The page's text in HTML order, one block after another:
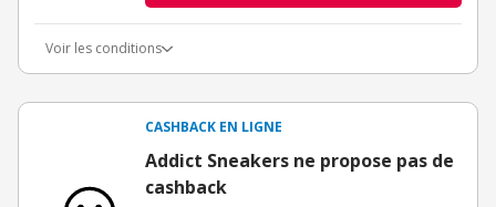
Voir les conditions
3€ de bienvenue crédités immédiatement + 1€ supplémentaire
Offre réservée à une toute première inscription chez eBuyClub.
CASHBACK EN LIGNE
Addict Sneakers ne propose pas de
cashback